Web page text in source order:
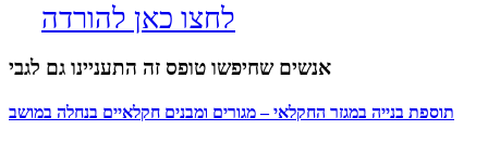
לחצו כאן להורדה
אנשים שחיפשו טופס זה התעניינו גם לגבי
תוספת בנייה במגזר החקלאי – מגורים ומבנים חקלאיים בנחלה במושב